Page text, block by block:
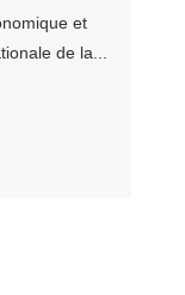
et
de la...